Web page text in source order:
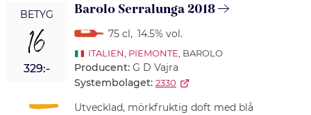
BETYG
16
329:-
Barolo Serralunga 2018
75 cl, 14.5% vol.
ITALIEN PIEMONTE , BAROLO
Producent: G D Vajra
Systembolaget: 2330
Utvecklad, mörkfruktig doft med blå